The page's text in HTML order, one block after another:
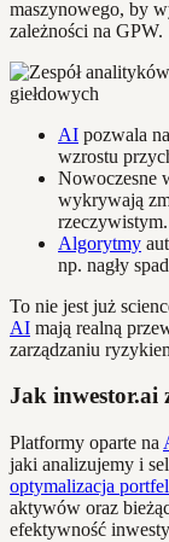
maszynowego, by
zależności na GPW.
AI pozwala
wzrostu
Nowoczesne
wykrywają
rzeczywistym.
Algorytmy
np. nagły
To nie jest już
AI mają realną
zarządzaniu
Jak inwestor.ai
Platformy oparte na
jaki analizujemy i
optymalizacja
aktywów oraz
efektywność